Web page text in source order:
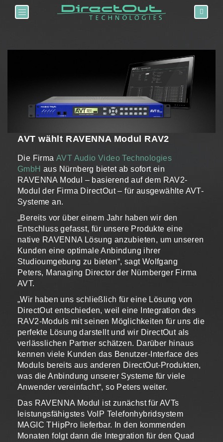
Toggle navigation
AVT wählt RAVENNA Modul RAV2
Die Firma AVT Audio Video Technologies
GmbH aus Nürnberg bietet ab sofort ein
RAVENNA Modul – basierend auf dem RAV2-
Modul der Firma DirectOut – für ausgewählte AVT-
Systeme an.
„Bereits vor über einem Jahr haben wir den
Entschluss gefasst, für unsere Produkte eine
native RAVENNA Lösung anzubieten, um unseren
Kunden eine optimale Anbindung ihrer
Studioumgebung zu bieten“, sagt Wolfgang
Peters, Managing Director der Nürnberger Firma
AVT.
„Wir haben uns schließlich für eine Lösung von
DirectOut entschieden, weil eine Integration des
RAV2-Moduls mit seinen Möglichkeiten für uns die
perfekte Lösung darstellt und wir DirectOut als
verlässlichen Partner schätzen. Darüber hinaus
kennen viele Kunden das Benutzer-Interface des
Moduls bereits aus anderen DirectOut-Produkten,
was die Anbindung unserer Systeme für viele
Anwender vereinfacht“, so Peters weiter.
Das RAVENNA Modul ist zunächst für AVTs
leistungsfähigstes VoIP Telefonhybridsystem
MAGIC THipPro lieferbar. In den kommenden
Monaten folgt dann die Integration für den Quad